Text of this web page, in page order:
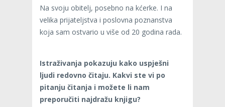
Na svoju obitelj, posebno na kćerke. I na
velika prijateljstva i poslovna poznanstva
koja sam ostvario u više od 20 godina rada.
Istraživanja pokazuju kako uspješni
ljudi redovno čitaju. Kakvi ste vi po
pitanju čitanja i možete li nam
preporučiti najdražu knjigu?